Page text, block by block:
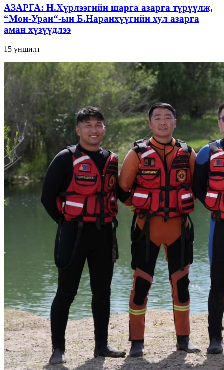
АЗАРГА: Н.Хүрлээгийн шарга азарга түрүүлж,
“Мон-Уран“-ын Б.Наранхүүгийн хул азарга
аман хүзүүдлээ
15 уншилт